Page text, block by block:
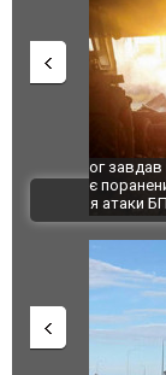
За 2000
склад